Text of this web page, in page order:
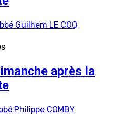
Guilhem LE COQ
après la
Philippe COMBY